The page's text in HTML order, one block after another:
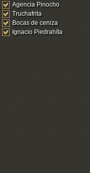
Agencia Pinocho
Truchafrita
Bocas de ceniza
Ignacio Piedrahíta